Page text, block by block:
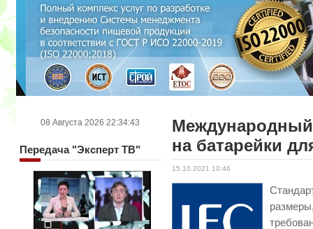
Международный
на батарейки
15.10.2021 10:46
08 Августа 2026 22:34:43
Передача"Эксперт ТВ"